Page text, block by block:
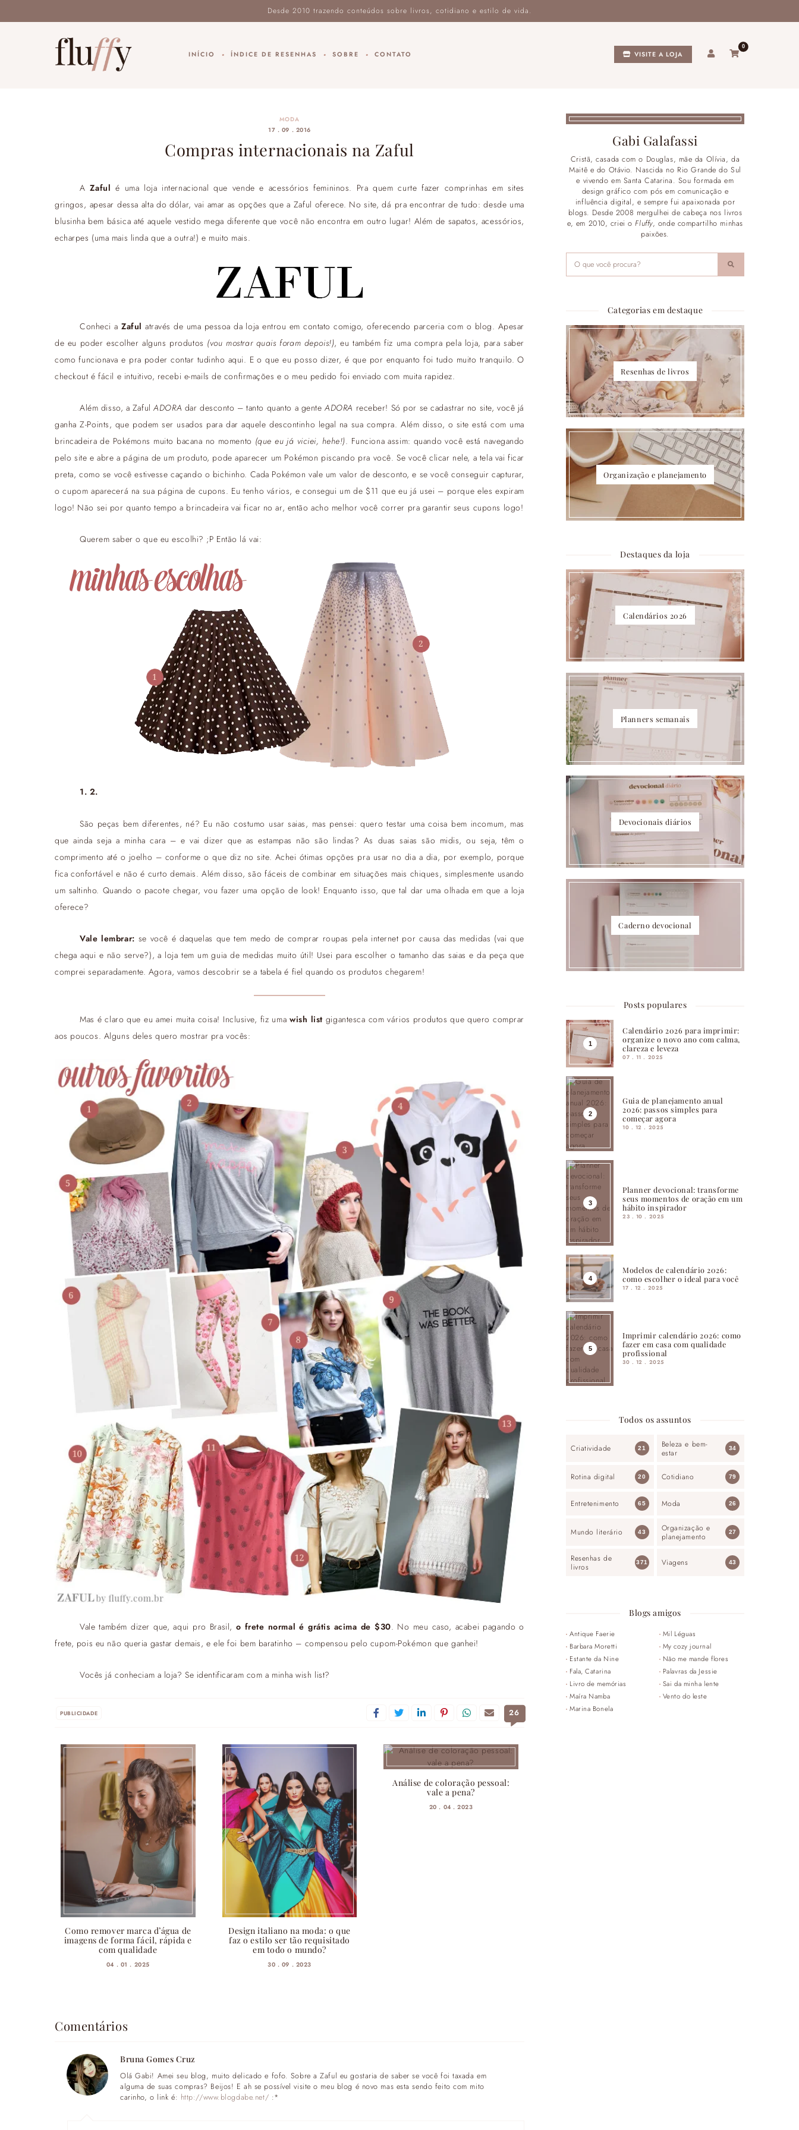
INÍCIO ÍNDICE DE RESENHAS SOBRE CONTATO VISITE A LOJA
0
MODA
17 . 09 . 2016
Compras internacionais na Zaful
AZaful é uma loja internacional que vende e acessórios femininos. Pra quem curte fazer comprinhas em sites
gringos, apesar dessa alta do dólar, vai amar as opções que a Zaful oferece. No site, dá pra encontrar de tudo: desde uma
blusinha bem básica até aquele vestido mega diferente que você não encontra em outro lugar! Além de sapatos, acessórios,
echarpes (uma mais linda que a outra!) e muito mais.
Conheci a Zaful através de uma pessoa da loja entrou em contato comigo, oferecendo parceria com o blog. Apesar
de eu poder escolher alguns produtos (vou mostrar quais foram depois!), eu também fiz uma compra pela loja, para saber
como funcionava e pra poder contar tudinho aqui. E o que eu posso dizer, é que por enquanto foi tudo muito tranquilo. O
checkout é fácil e intuitivo, recebi e-mails de confirmações e o meu pedido foi enviado com muita rapidez.
Além disso, a ZafulADORA dar desconto – tanto quanto a genteADORA receber! Só por se cadastrar no site, você já
ganha Z-Points, que podem ser usados para dar aquele descontinho legal na sua compra. Além disso, o site está com uma
brincadeira de Pokémons muito bacana no momento (que eu já viciei, hehe!). Funciona assim: quando você está navegando
pelo site e abre a página de um produto, pode aparecer um Pokémon piscando pra você. Se você clicar nele, a tela vai ficar
preta, como se você estivesse caçando o bichinho. Cada Pokémon vale um valor de desconto, e se você conseguir capturar,
o cupom aparecerá na sua página de cupons. Eu tenho vários, e consegui um de $11 que eu já usei – porque eles expiram
logo! Não sei por quanto tempo a brincadeira vai ficar no ar, então acho melhor você correr pra garantir seus cupons logo!
Querem saber o que eu escolhi? ;P Então lá vai:
1. 2.
São peças bem diferentes, né? Eu não costumo usar saias, mas pensei: quero testar uma coisa bem incomum, mas
que ainda seja a minha cara – e vai dizer que as estampas não são lindas? As duas saias são midis, ou seja, têm o
comprimento até o joelho – conforme o que diz no site. Achei ótimas opções pra usar no dia a dia, por exemplo, porque
fica confortável e não é curto demais. Além disso, são fáceis de combinar em situações mais chiques, simplesmente usando
um saltinho. Quando o pacote chegar, vou fazer uma opção de look! Enquanto isso, que tal dar uma olhada em que a loja
oferece?
Vale lembrar: se você é daquelas que tem medo de comprar roupas pela internet por causa das medidas (vai que
chega aqui e não serve?), a loja tem um guia de medidas muito útil! Usei para escolher o tamanho das saias e da peça que
comprei separadamente. Agora, vamos descobrir se a tabela é fiel quando os produtos chegarem!
Mas é claro que eu amei muita coisa! Inclusive, fiz umawish list gigantesca com vários produtos que quero comprar
aos poucos. Alguns deles quero mostrar pra vocês:
Vale também dizer que, aqui pro Brasil, o frete normal é grátis acima de $30. No meu caso, acabei pagando o
frete, pois eu não queria gastar demais, e ele foi bem baratinho – compensou pelo cupom-Pokémon que ganhei!
Vocês já conheciam a loja? Se identificaram com a minha wish list?
PUBLICIDADE 26
Como remover marca d’água de
imagens de forma fácil, rápida e
com qualidade
04 . 01 . 2025
Design italiano na moda: o que
faz o estilo ser tão requisitado
em todo o mundo?
30 . 09 . 2023
Análise de coloração pessoal:
vale a pena?
20 . 04 . 2023
Comentários
Bruna Gomes Cruz
Olá Gabi! Amei seu blog, muito delicado e fofo. Sobre a Zaful eu gostaria de saber se você foi taxada em
alguma de suas compras? Beijos! E ah se possível visite o meu blog é novo mas esta sendo feito com mito
carinho, o link é: http://www.blogdabe.net/ :*
Gabi Galafassi
Cristã, casada com o Douglas, mãe da Olívia, da
Maitê e do Otávio. Nascida no Rio Grande do Sul
e vivendo em Santa Catarina. Sou formada em
design gráfico com pós em comunicação e
influência digital, e sempre fui apaixonada por
blogs. Desde 2008 mergulhei de cabeça nos livros
e, em 2010, criei oFluffy, onde compartilho minhas
paixões.
Categorias em destaque
Resenhas de livros
Organização e planejamento
Destaques da loja
Calendários 2026
Planners semanais
Devocionais diários
Caderno devocional
Posts populares
Calendário 2026 para imprimir:
organize o novo ano com calma,
clareza e leveza
07 . 11 . 2025
Guia de planejamento anual
2026: passos simples para
começar agora
10 . 12 . 2025
Planner devocional: transforme
seus momentos de oração em um
hábito inspirador
23 . 10 . 2025
Modelos de calendário 2026:
como escolher o ideal para você
17 . 12 . 2025
Imprimir calendário 2026: como
fazer em casa com qualidade
profissional
30 . 12 . 2025
Todos os assuntos
Criatividade 21
Beleza e bem-
estar
34
Rotina digital 20 Cotidiano 79
Entretenimento 65 Moda 26
Mundo literário 43
Organização e
planejamento
27
Resenhas de
livros
371 Viagens 43
Blogs amigos
Antique Faerie
Barbara Moretti
Estante da Nine
Fala, Catarina
Livro de memórias
Maíra Namba
Marina Bonela
Mil Léguas
My cozy journal
Não me mande flores
Palavras da Jessie
Sai da minha lente
Vento do leste